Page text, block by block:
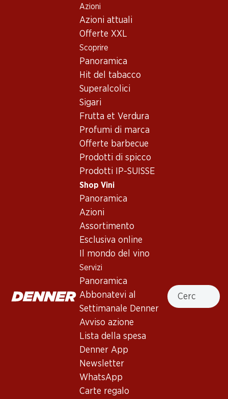
Azioni
Azioni attuali
Offerte XXL
Scoprire
Panoramica
Hit del tabacco
Superalcolici
Sigari
Frutta et Verdura
Profumi di marca
Offerte barbecue
Prodotti di spicco
Prodotti IP-SUISSE
Shop Vini
Panoramica
Azioni
Assortimento
Esclusiva online
Il mondo del vino
Servizi
Panoramica
Abbonatevi al
Settimanale Denner
Avviso azione
Lista della spesa
Denner App
Newsletter
WhatsApp
Carte regalo
Cercare
Vino/champagne
Bordeaux Ch. Giscours Margaux 75
Ch. Giscours Margaux 75
Francia,Bordeaux, 2004
Margaux, 3e cru classé, Robert Parker 90-93, 2004, 75 cl
Buono a sapersi
Vino rosso_old
Maturità di beva